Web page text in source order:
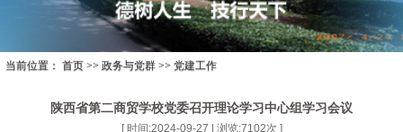
当前位置： 首页 >> 政务与党群 >> 党建工作
陕西省第二商贸学校党委召开理论学习中心组学习会议
[ 时间:2024-09-27 | 浏览:7102次 ]